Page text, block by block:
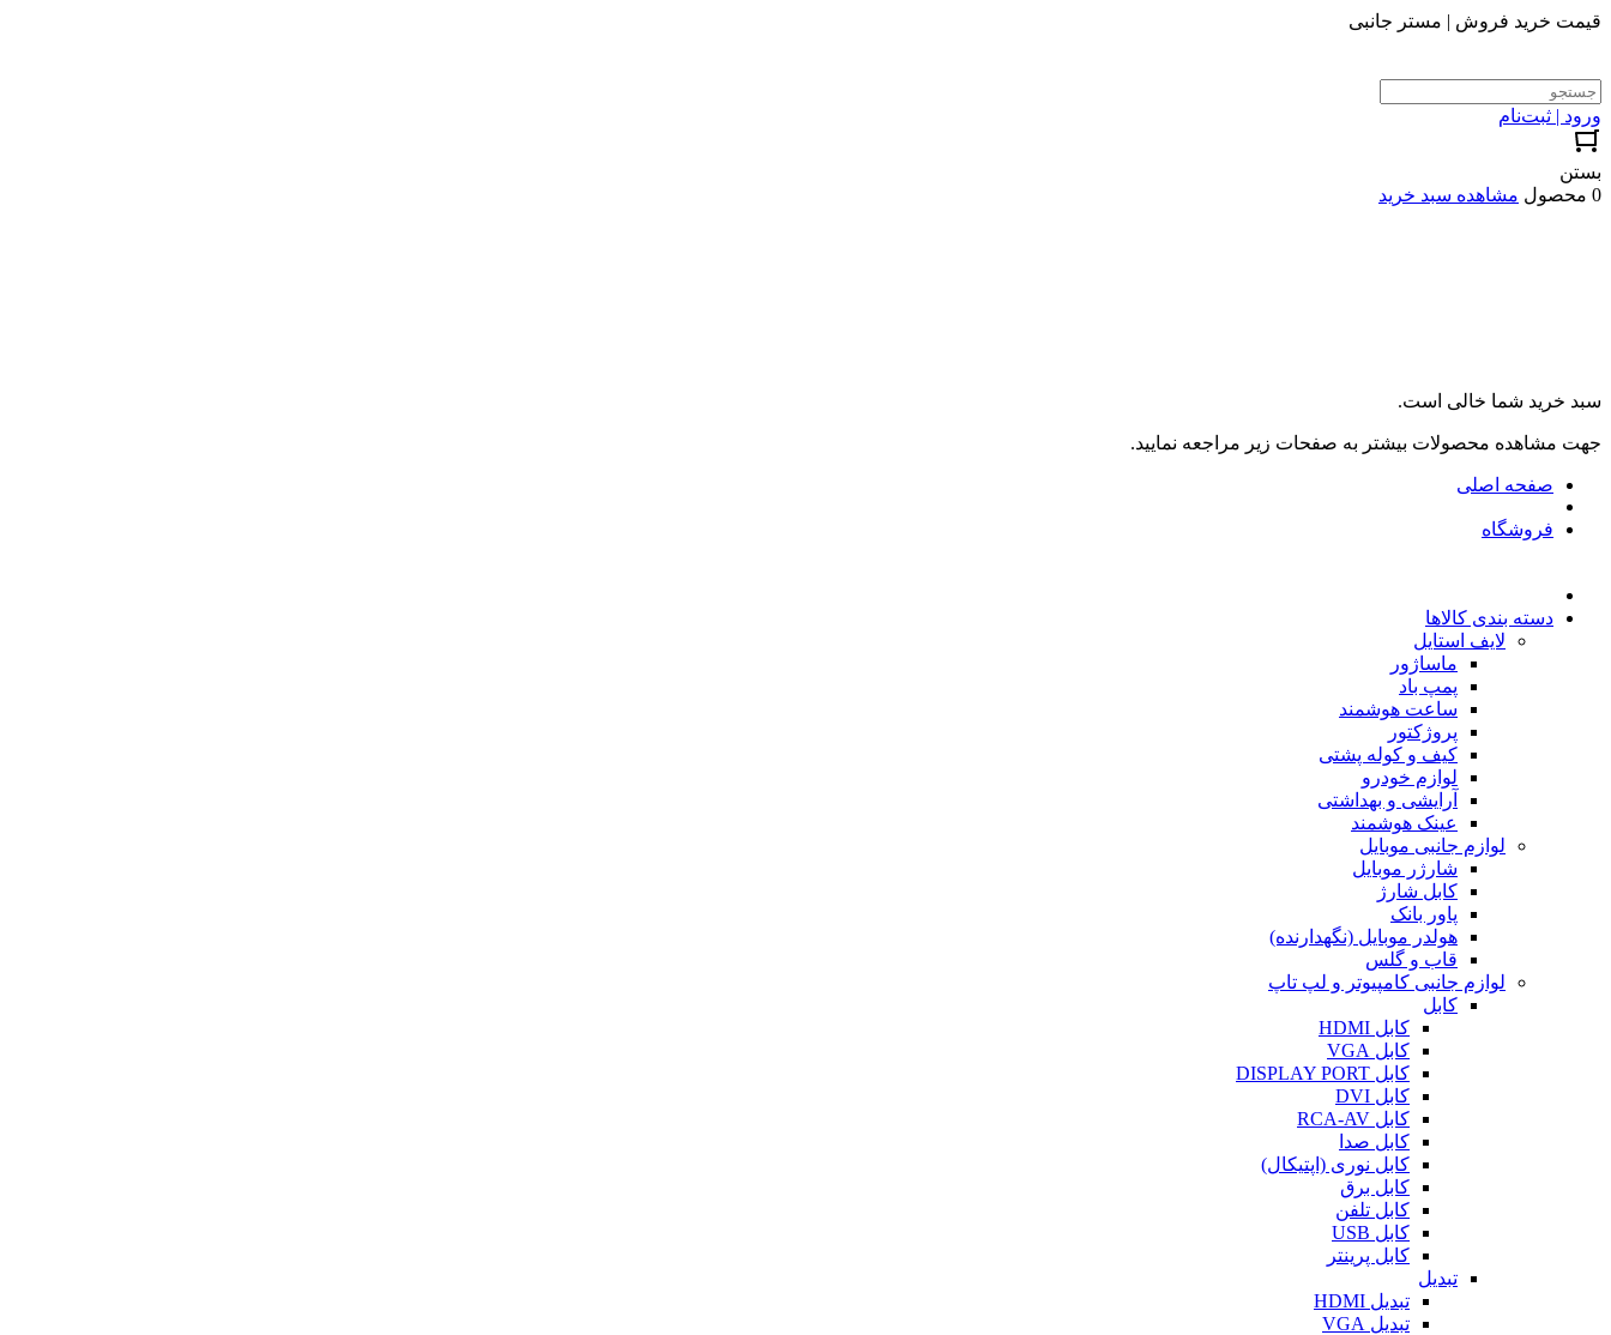
قیمت خرید فروش | مستر جانبی
ورود | ثبت‌نام
بستن
0 محصول
مشاهده سبد خرید
سبد خرید شما خالی است.
جهت مشاهده محصولات بیشتر به صفحات زیر مراجعه نمایید.
صفحه اصلی
فروشگاه
دسته بندی کالاها
لایف استایل
ماساژور
پمپ باد
ساعت هوشمند
پروژکتور
کیف و کوله پشتی
لوازم خودرو
آرایشی و بهداشتی
عینک هوشمند
لوازم جانبی موبایل
شارژر موبایل
کابل شارژ
پاور بانک
هولدر موبایل (نگهدارنده)
قاب و گلس
لوازم جانبی کامپیوتر و لپ تاپ
کابل
کابل HDMI
کابل VGA
کابل DISPLAY PORT
کابل DVI
کابل RCA-AV
کابل صدا
کابل نوری (اپتیکال)
کابل برق
کابل تلفن
کابل USB
کابل پرینتر
تبدیل
تبدیل HDMI
تبدیل VGA